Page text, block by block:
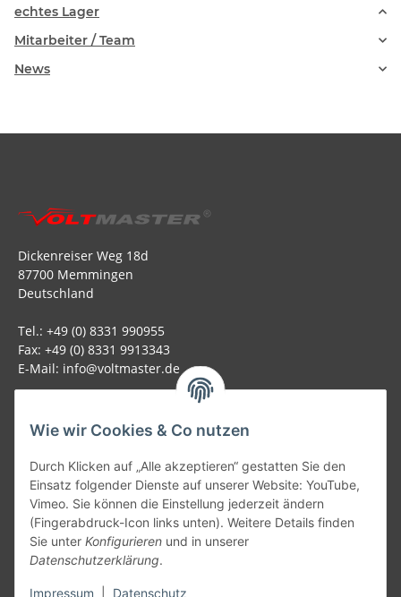
Wie wir Cookies & Co nutzen
Durch Klicken auf „Alle akzeptieren“ gestatten Sie den
Einsatz folgender Dienste auf unserer Website: YouTube,
Vimeo. Sie können die Einstellung jederzeit ändern
(Fingerabdruck-Icon links unten). Weitere Details finden
Sie unter Konfigurieren und in unserer
Datenschutzerklärung.
Impressum Datenschutz
echtes Lager
Mitarbeiter / Team
News
Dickenreiser Weg 18d
87700 Memmingen
Deutschland
Tel.: +49 (0) 8331 990955
Fax: +49 (0) 8331 9913343
E-Mail: info@voltmaster.de
Allgemein
Teil unseres Netzwerks:
SmoliTec - Safety. Simplified. Worldwide. ( B2B Shop )